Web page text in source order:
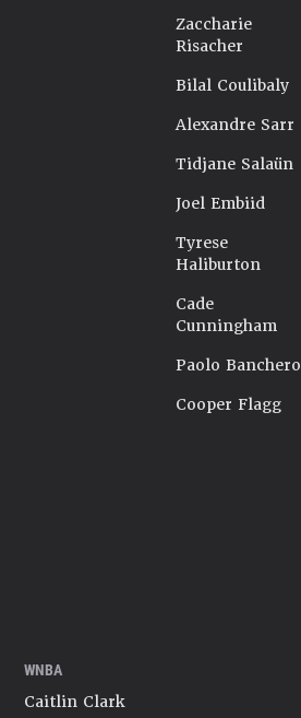
Zaccharie
Risacher
Bilal Coulibaly
Alexandre Sarr
Tidjane Salaün
Joel Embiid
Tyrese
Haliburton
Cade
Cunningham
Paolo Banchero
Cooper Flagg
WNBA
Caitlin Clark